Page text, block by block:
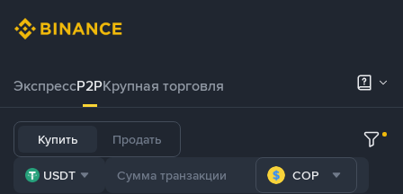
ЭкспрессP2PКрупная торговля
Купить Продать
USDT COP